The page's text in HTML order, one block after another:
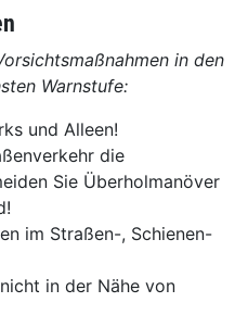
in den
Warnstufe:
und Alleen!
die
Sie Überholmanöver
im Straßen-, Schienen-
in der Nähe von